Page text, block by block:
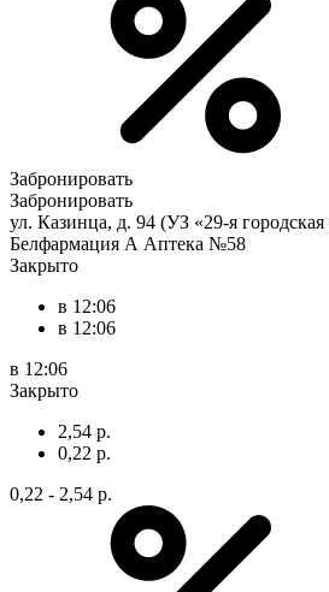
Забронировать
Забронировать
ул. Казинца, д. 94 (УЗ «29-я городская
Белфармация А Аптека №58
Закрыто
в 12:06
в 12:06
в 12:06
Закрыто
2,54 р.
0,22 р.
0,22 - 2,54 р.